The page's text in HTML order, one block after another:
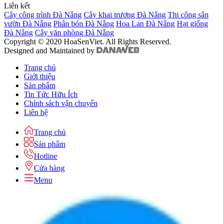
Liên kết
Cây công trình Đà Nẵng Cây khai trương Đà Nẵng Thi công sân
vườn Đà Nẵng Phân bón Đà Nẵng Hoa Lan Đà Nẵng Hạt giống
Đà Nẵng Cây văn phòng Đà Nẵng
Copyright © 2020 HoaSenViet. All Rights Reserved.
Designed and Maintained by
Trang chủ
Giới thiệu
Sản phẩm
Tin Tức Hữu Ích
Chính sách vận chuyển
Liên hệ
Trang chủ
Sản phẩm
Hotline
Cửa hàng
Menu